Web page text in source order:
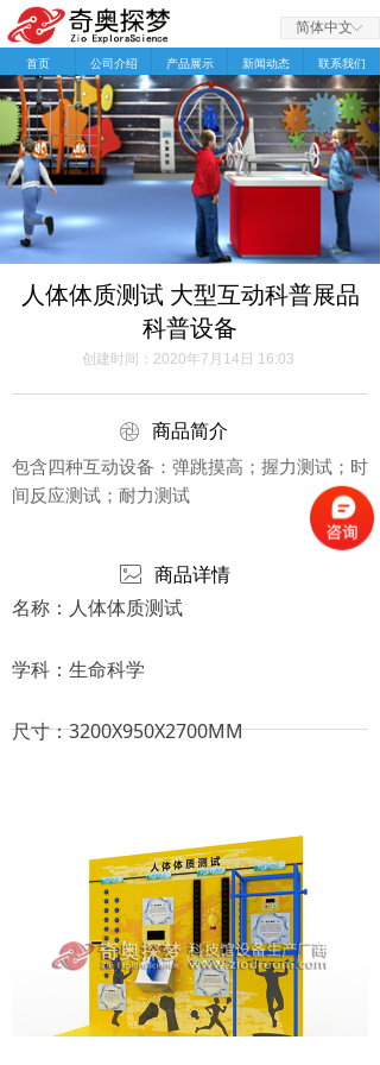
ꀅ
简体中文
首页 公司介绍 产品展示 新闻动态 联系我们
人体体质测试 大型互动科普展品
科普设备
商品简介
创建时间： 2020年7月14日 16:03
包含四种互动设备：弹跳摸高；握力测试；时
间反应测试；耐力测试
商品详情
名称：人体体质测试
学科：生命科学
尺寸：3200X950X2700MM
ꁵ
ꂈ